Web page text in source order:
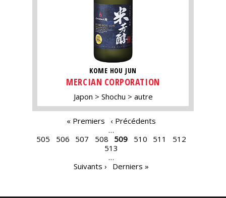
KOME HOU JUN
MERCIAN CORPORATION
Japon Shochu autre
« Premiers
‹ Précédents
…
505
506 507 508 509 510 511
512
513
…
Suivants ›
Derniers »